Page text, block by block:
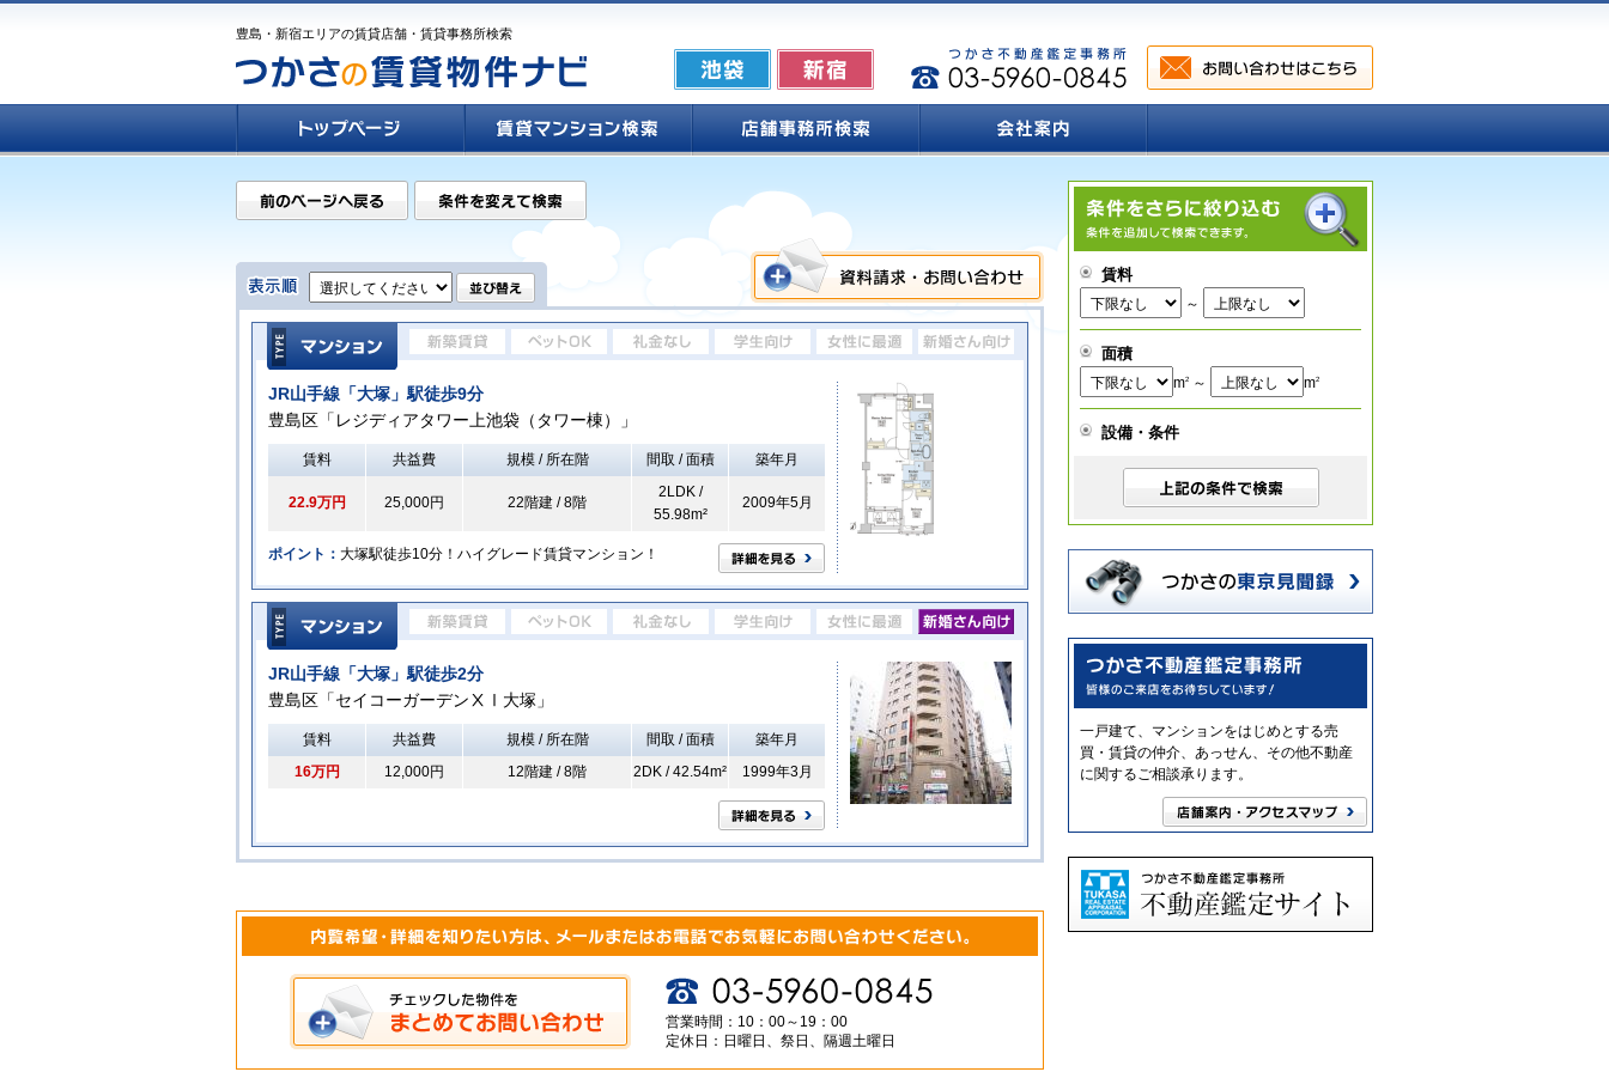
豊島・新宿エリアの賃貸店舗・賃貸事務所検索
JR山手線「大塚」駅徒歩9分
豊島区「レジディアタワー上池袋（タワー棟）」
賃料 共益費 規模 / 所在階 間取 / 面積 築年月
22.9万円 25,000円 22階建 / 8階
2LDK /
55.98m²
2009年5月
ポイント： 大塚駅徒歩10分！ハイグレード賃貸マンション！
JR山手線「大塚」駅徒歩2分
豊島区「セイコーガーデンⅩⅠ大塚」
賃料 共益費 規模 / 所在階 間取 / 面積
築年月
16万円
12,000円 12階建 / 8階 2DK / 42.54m² 1999年3月
営業時間：10：00～19：00
定休日：日曜日、祭日、隔週土曜日
賃料
～
面積
m2 ～ m2
設備・条件
一戸建て、マンションをはじめとする売
買・賃貸の仲介、あっせん、その他不動産
に関するご相談承ります。